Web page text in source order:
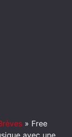
» Free
avec une